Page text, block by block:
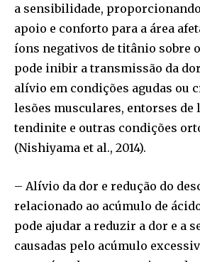
a sensibilidade,
apoio e conforto para a área
íons negativos de titânio sobre
pode inibir a transmissão da
alívio em condições agudas ou
lesões musculares, entorses de
tendinite e outras condições
(Nishiyama et al., 2014).
– Alívio da dor e redução do
relacionado ao acúmulo de
pode ajudar a reduzir a dor e a
causadas pelo acúmulo